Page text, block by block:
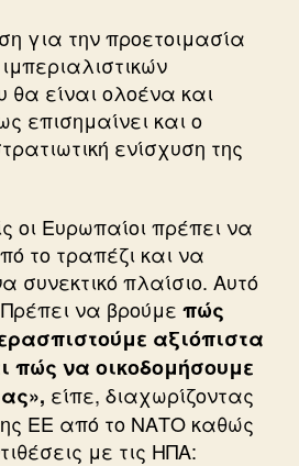
για την προετοιμασία
θα είναι ολοένα και
επισημαίνει και ο
ενίσχυση της
οι Ευρωπαίοι πρέπει να
το τραπέζι και να
συνεκτικό πλαίσιο. Αυτό
να βρούμε πώς
αξιόπιστα
πώς να οικοδομήσουμε
είπε, διαχωρίζοντας
ΕΕ από το ΝΑΤΟ καθώς
με τις ΗΠΑ: